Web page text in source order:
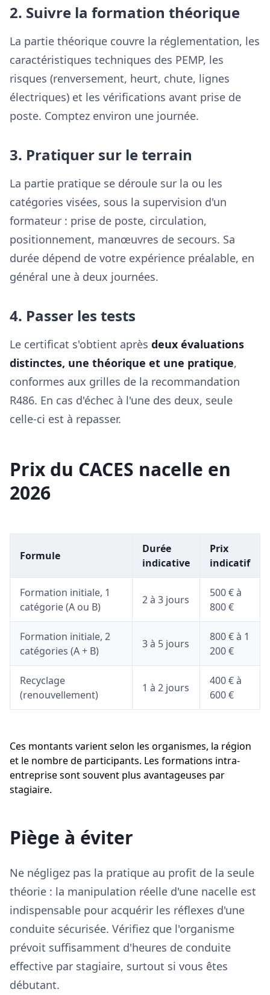
2. Suivre la formation théorique
La partie théorique couvre la réglementation, les
caractéristiques techniques des PEMP, les
risques (renversement, heurt, chute, lignes
électriques) et les vérifications avant prise de
poste. Comptez environ une journée.
3. Pratiquer sur le terrain
La partie pratique se déroule sur la ou les
catégories visées, sous la supervision d'un
formateur : prise de poste, circulation,
positionnement, manœuvres de secours. Sa
durée dépend de votre expérience préalable, en
général une à deux journées.
4. Passer les tests
Le certificat s'obtient après deux évaluations
distinctes, une théorique et une pratique,
conformes aux grilles de la recommandation
R486. En cas d'échec à l'une des deux, seule
celle-ci est à repasser.
Prix du CACES nacelle en
2026
Formule
Durée
indicative
Prix
indicatif
Formation initiale, 1
catégorie (A ou B)
2 à 3 jours
500 € à
800 €
Formation initiale, 2
catégories (A + B)
3 à 5 jours
800 € à 1
200 €
Recyclage
(renouvellement)
1 à 2 jours
400 € à
600 €
Ces montants varient selon les organismes, la région
et le nombre de participants. Les formations intra-
entreprise sont souvent plus avantageuses par
stagiaire.
Piège à éviter
Ne négligez pas la pratique au profit de la seule
théorie : la manipulation réelle d'une nacelle est
indispensable pour acquérir les réflexes d'une
conduite sécurisée. Vérifiez que l'organisme
prévoit suffisamment d'heures de conduite
effective par stagiaire, surtout si vous êtes
débutant.